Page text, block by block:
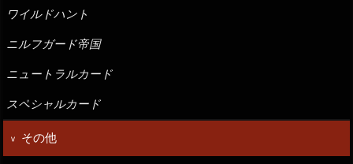
ワイルドハント
ニルフガード帝国
ニュートラルカード
スペシャルカード
その他